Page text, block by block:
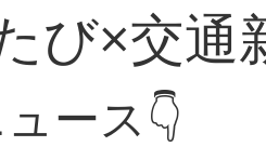
び×交通
ース👇